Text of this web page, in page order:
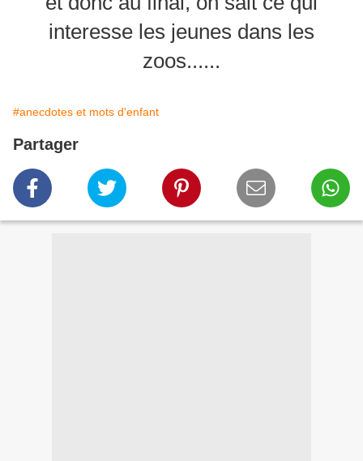
interesse les jeunes dans les
zoos......
#anecdotes et mots d'enfant
Partager